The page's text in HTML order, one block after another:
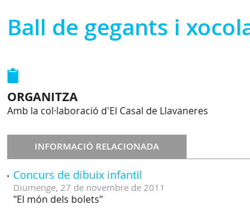
Ball de gegants i
ORGANITZA
Amb la col·laboració d'El Casal de Llavaneres
INFORMACIÓ RELACIONADA
Concurs de dibuix infantil
Diumenge, 27 de novembre de 2011
"El món dels bolets"